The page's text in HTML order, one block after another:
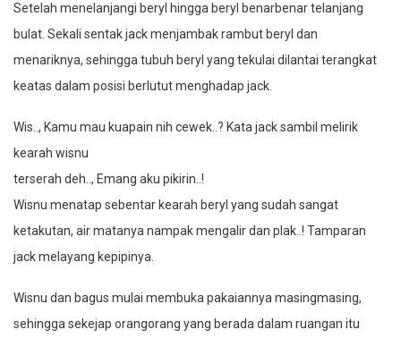
Setelah menelanjangi beryl hingga beryl benarbenar telanjang
bulat. Sekali sentak jack menjambak rambut beryl dan
menariknya, sehingga tubuh beryl yang tekulai dilantai terangkat
keatas dalam posisi berlutut menghadap jack.
Wis.., Kamu mau kuapain nih cewek..? Kata jack sambil melirik
kearah wisnu
terserah deh.., Emang aku pikirin..!
Wisnu menatap sebentar kearah beryl yang sudah sangat
ketakutan, air matanya nampak mengalir dan plak..! Tamparan
jack melayang kepipinya.
Wisnu dan bagus mulai membuka pakaiannya masingmasing,
sehingga sekejap orangorang yang berada dalam ruangan itu